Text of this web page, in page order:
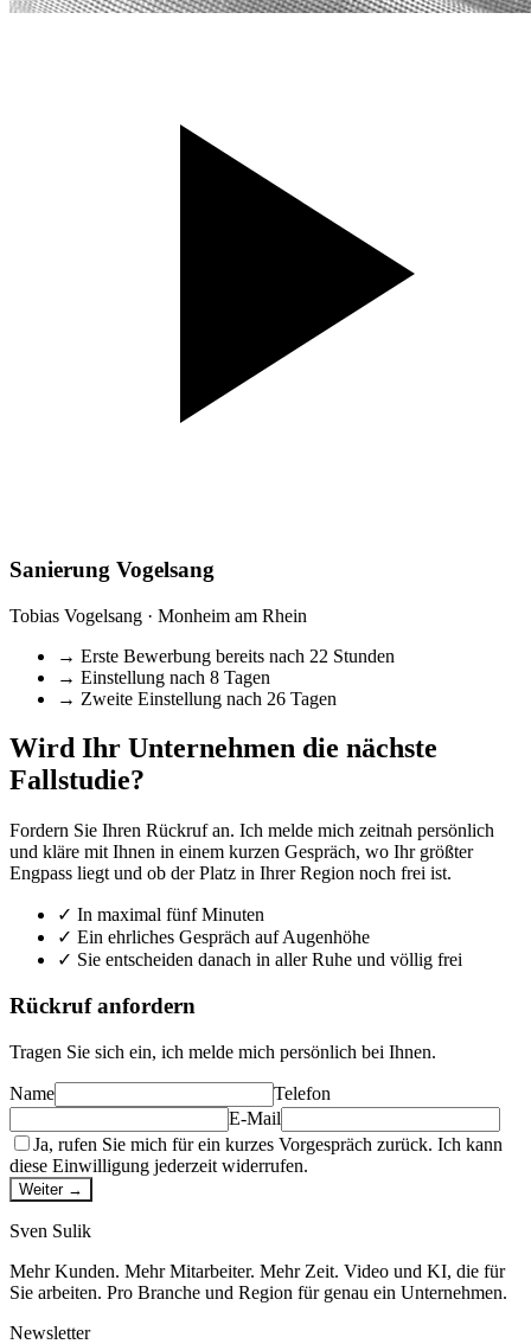
Sanierung Vogelsang
Tobias Vogelsang · Monheim am Rhein
→ Erste Bewerbung bereits nach 22 Stunden
→ Einstellung nach 8 Tagen
→ Zweite Einstellung nach 26 Tagen
Wird Ihr Unternehmen die nächste
Fallstudie?
Fordern Sie Ihren Rückruf an. Ich melde mich zeitnah persönlich
und kläre mit Ihnen in einem kurzen Gespräch, wo Ihr größter
Engpass liegt und ob der Platz in Ihrer Region noch frei ist.
✓ In maximal fünf Minuten
✓ Ein ehrliches Gespräch auf Augenhöhe
✓ Sie entscheiden danach in aller Ruhe und völlig frei
Rückruf anfordern
Tragen Sie sich ein, ich melde mich persönlich bei Ihnen.
Name
Telefon
E-Mail
Ja, rufen Sie mich für ein kurzes Vorgespräch zurück. Ich kann
diese Einwilligung jederzeit widerrufen.
Weiter →
Sven Sulik
Mehr Kunden. Mehr Mitarbeiter. Mehr Zeit. Video und KI, die für
Sie arbeiten. Pro Branche und Region für genau ein Unternehmen.
Newsletter